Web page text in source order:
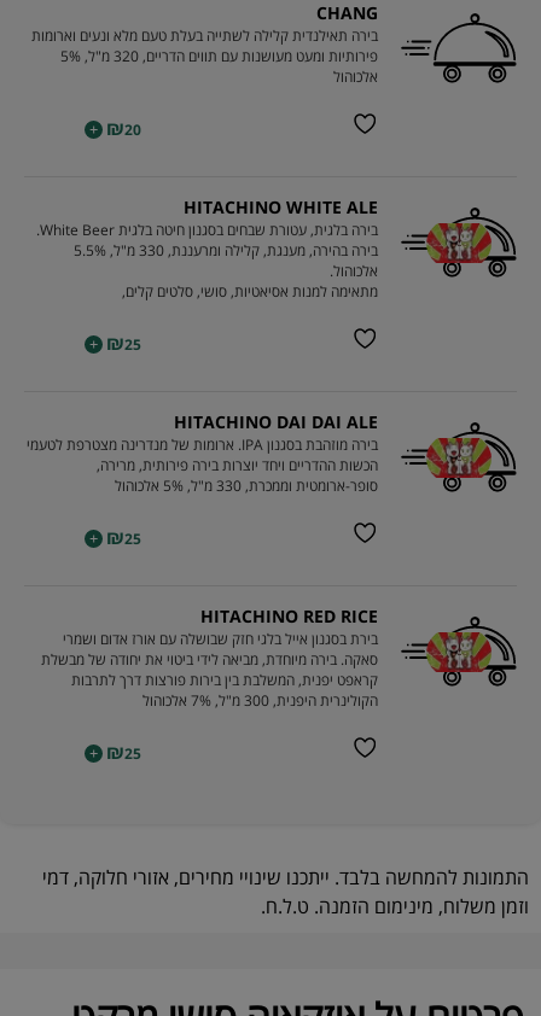
CHANG
בירה תאילנדית קלילה לשתייה בעלת טעם מלא ונעים וארומות
פירותיות ומעט מעושנות עם תווים הדריים, 320 מ"ל, 5%
אלכוהול
₪20
+
HITACHINO WHITE ALE
בירה בלגית, עטורת שבחים בסגנון חיטה בלגית White Beer.
בירה בהירה, מענגת, קלילה ומרעננת, 330 מ"ל, 5.5%
אלכוהול.
מתאימה למנות אסיאטיות, סושי, סלטים קלים,
₪25
+
HITACHINO DAI DAI ALE
בירה מוזהבת בסגנון IPA. ארומות של מנדרינה מצטרפת לטעמי
הכשות ההדריים ויחד יוצרות בירה פירותית, מרירה,
סופר-ארומטית וממכרת, 330 מ"ל, 5% אלכוהול
₪25
+
HITACHINO RED RICE
בירת בסגנון אייל בלגי חזק שבושלה עם אורז אדום ושמרי
סאקה. בירה מיוחדת, מביאה לידי ביטוי את יחודה של מבשלת
קראפט יפנית, המשלבת בין בירות פורצות דרך לתרבות
הקולינרית היפנית, 300 מ"ל, 7% אלכוהול
₪25
+
התמונות להמחשה בלבד. ייתכנו שינויי מחירים, אזורי חלוקה, דמי
וזמן משלוח, מינימום הזמנה. ט.ל.ח.